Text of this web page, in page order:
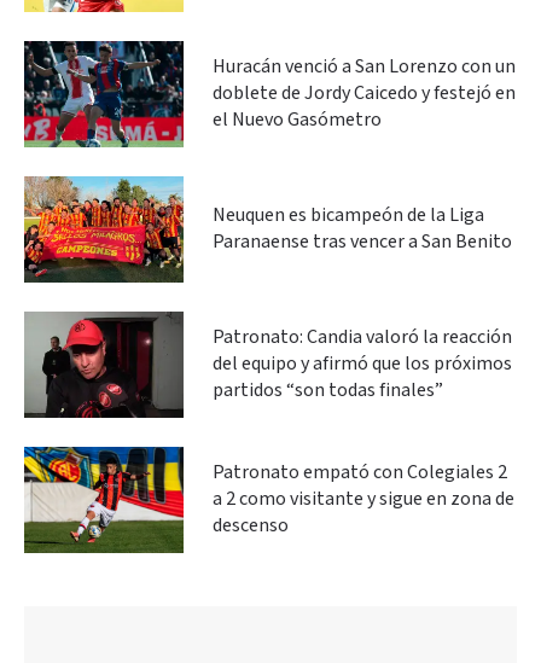
Huracán venció a San Lorenzo con un
doblete de Jordy Caicedo y festejó en
el Nuevo Gasómetro
Neuquen es bicampeón de la Liga
Paranaense tras vencer a San Benito
Patronato: Candia valoró la reacción
del equipo y afirmó que los próximos
partidos “son todas finales”
Patronato empató con Colegiales 2
a 2 como visitante y sigue en zona de
descenso